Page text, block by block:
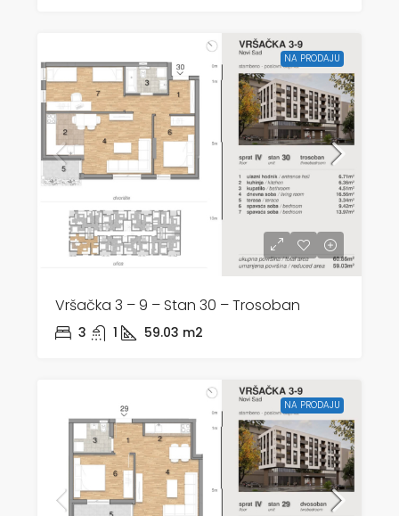
NA PRODAJU
Vršačka 3 – 9 – Stan 30 – Trosoban
3 1 59.03 m2
NA PRODAJU